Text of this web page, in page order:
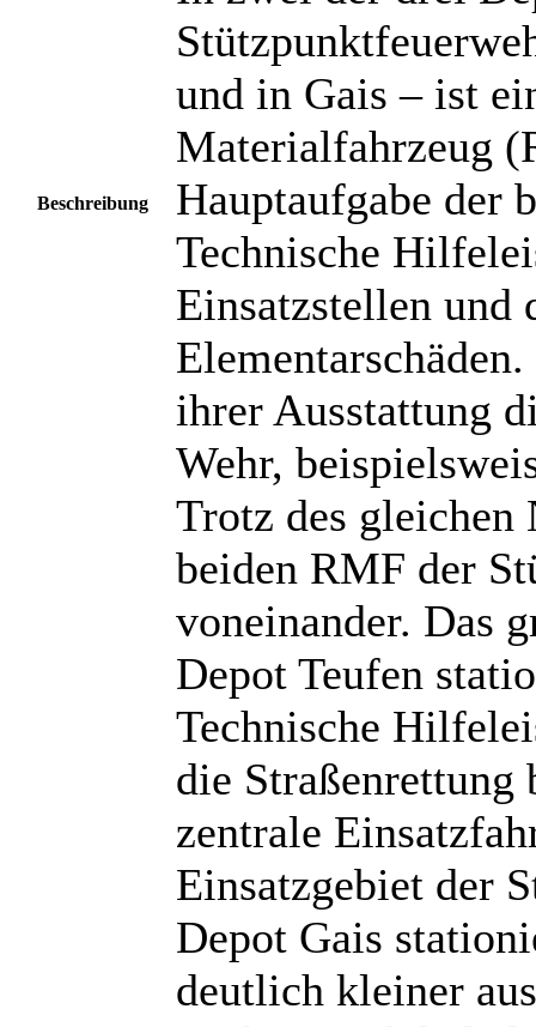
Beschreibung
und in Gais – ist
Materialfahrzeug
Hauptaufgabe der
Technische
Einsatzstellen und
ihrer Ausstattung
Wehr,
Trotz des gleichen
beiden RMF der
voneinander. Das
Depot Teufen
Technische
die Straßenrettung
zentrale
Einsatzgebiet der
Depot Gais
deutlich kleiner